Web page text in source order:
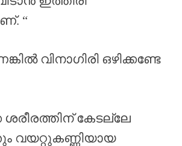
“
വിനാഗിരി ഒഴിക്കണ്ടേ
കേടല്ലേ
വയറ്റുകണ്ണിയായ